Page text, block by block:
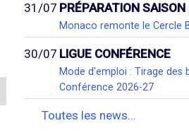
31/07 PRÉPARATION
Monaco remonte le Cercle
30/07 LIGUE CONFÉRENCE
Mode d'emploi : Tirage des
Conférence 2026-27
Toutes les news...